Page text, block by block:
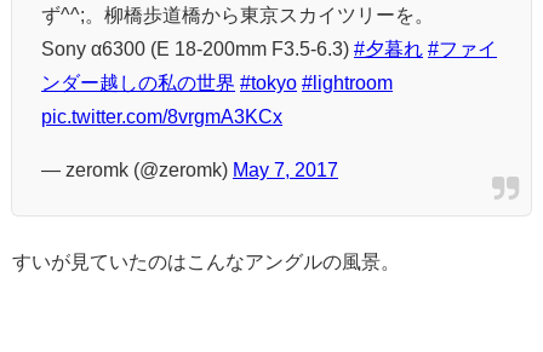
ず^^;。柳橋歩道橋から東京スカイツリーを。
Sony α6300 (E 18-200mm F3.5-6.3) #夕暮れ #ファイ
ンダー越しの私の世界 #tokyo #lightroom
pic.twitter.com/8vrgmA3KCx
— zeromk (@zeromk) May 7, 2017
すいが見ていたのはこんなアングルの風景。